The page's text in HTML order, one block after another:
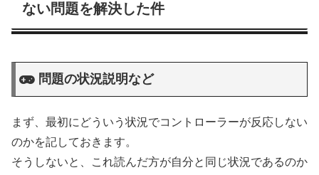
ない問題を解決した件
問題の状況説明など
まず、最初にどういう状況でコントローラーが反応しない
のかを記しておきます。
そうしないと、これ読んだ方が自分と同じ状況であるのか